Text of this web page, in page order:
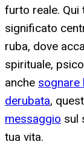
furto reale. Qui
significato
ruba, dove
spirituale,
anche sognare
derubata,
messaggio sul
tua vita.